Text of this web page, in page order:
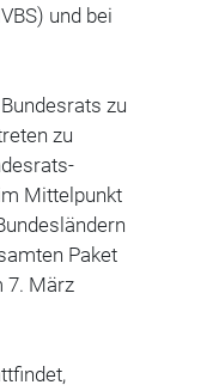
und bei
zu
zu
Mittelpunkt
Paket
7. März